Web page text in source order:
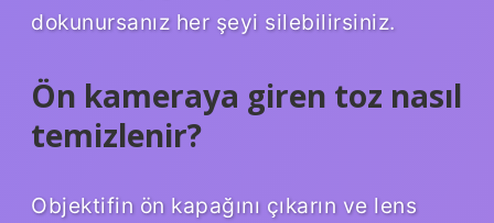
dokunursanız her şeyi silebilirsiniz.
Ön kameraya giren toz nasıl
temizlenir?
Objektifin ön kapağını çıkarın ve lens